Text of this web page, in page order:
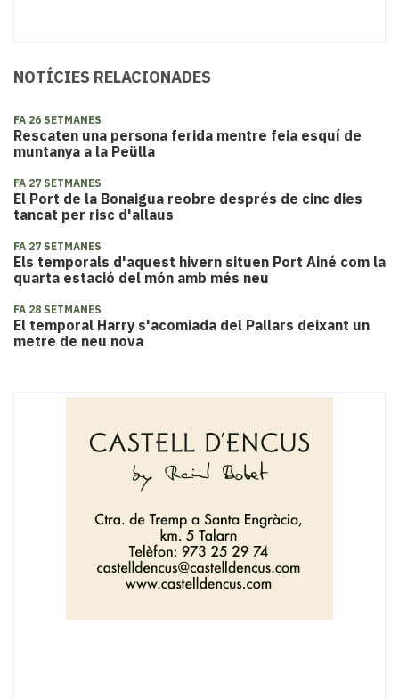
NOTÍCIES RELACIONADES
FA 26 SETMANES
Rescaten una persona ferida mentre feia esquí de
muntanya a la Peülla
FA 27 SETMANES
El Port de la Bonaigua reobre després de cinc dies
tancat per risc d'allaus
FA 27 SETMANES
​Els temporals d'aquest hivern situen Port Ainé com la
quarta estació del món amb més neu
FA 28 SETMANES
El temporal Harry s'acomiada del Pallars deixant un
metre de neu nova